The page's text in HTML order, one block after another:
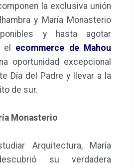
la exclusiva unión
y María Monasterio
y hasta agotar
el ecommerce de Mahou
oportunidad excepcional
Día del Padre y llevar a la
de sur.
Monasterio
Arquitectura, María
su verdadera